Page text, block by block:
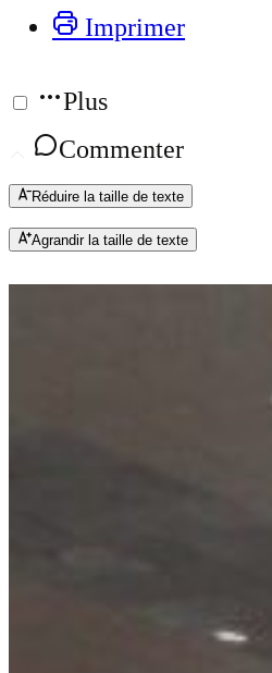
Imprimer
Plus
Commenter
Réduire la taille de texte
Agrandir la taille de texte